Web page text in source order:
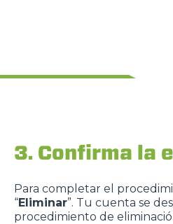
3. Confirma la
Para completar el
“Eliminar”. Tu cuenta se
procedimiento de